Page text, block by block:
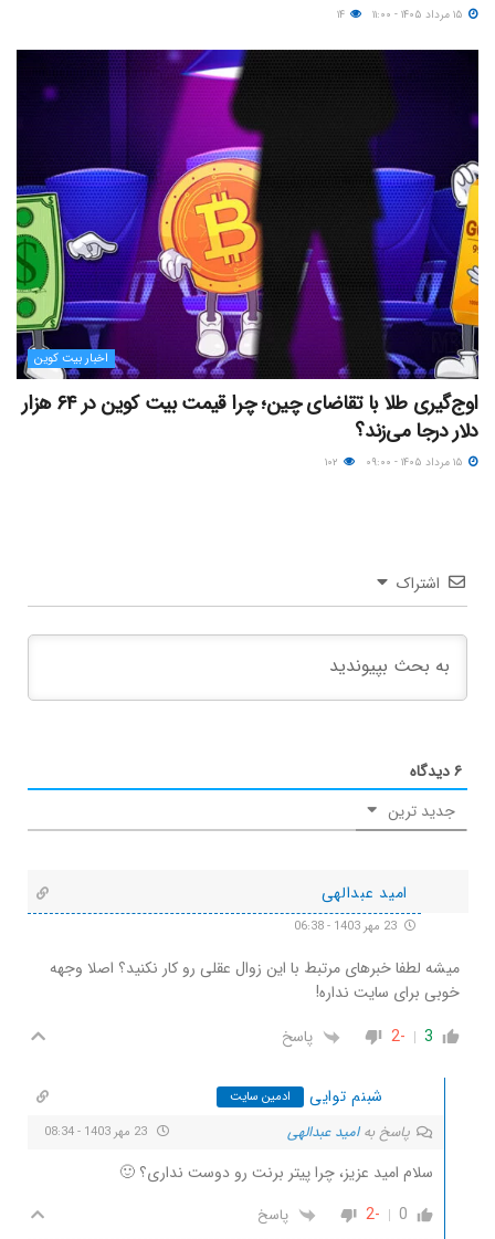
اخبار بیت کوین
اوج‌گیری طلا با تقاضای چین؛ چرا قیمت بیت کوین در ۶۴ هزار
دلار درجا می‌زند؟
اشتراک
۶دیدگاه
جدید ترین
امید عبدالهی
میشه لطفا خبرهای مرتبط با این زوال عقلی رو کار نکنید؟ اصلا وجهه
خوبی برای سایت نداره!
3
-2 پاسخ
شبنم توایی ادمین سایت
پاسخ بهامید عبدالهی
سلام امید عزیز، چرا پیتر برنت رو دوست نداری؟ 🙂
0
-2 پاسخ